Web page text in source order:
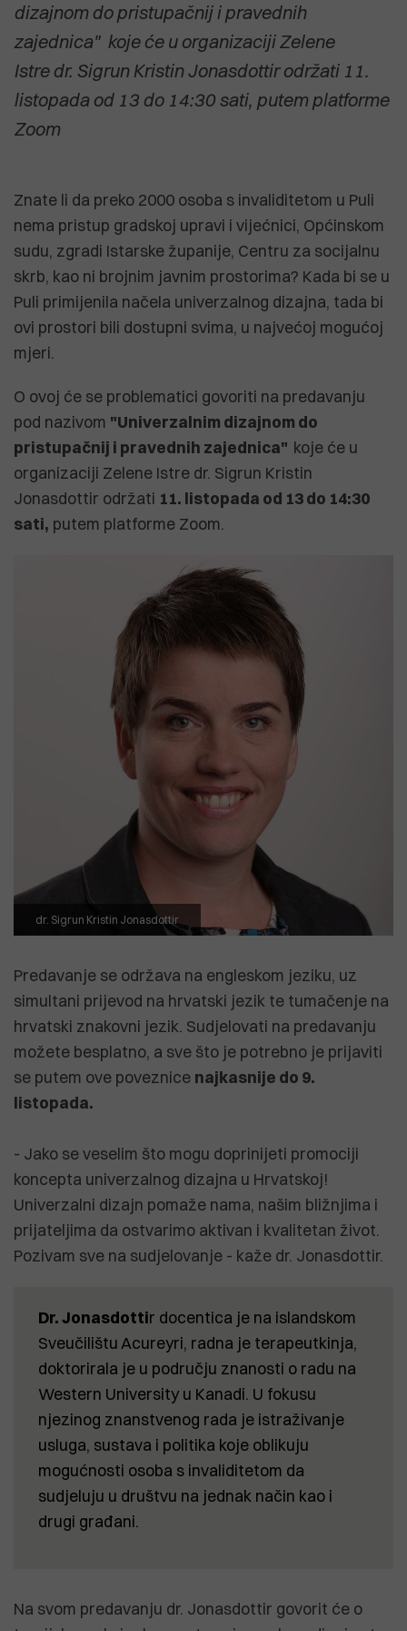
dizajnom do pristupačnij i pravednih
zajednica" koje će u organizaciji Zelene
Istre dr. Sigrun Kristin Jonasdottir održati 11.
listopada od 13 do 14:30 sati, putem platforme
Zoom
Znate li da preko 2000 osoba s invaliditetom u Puli
nema pristup gradskoj upravi i vijećnici, Općinskom
sudu, zgradi Istarske županije, Centru za socijalnu
skrb, kao ni brojnim javnim prostorima? Kada bi se u
Puli primijenila načela univerzalnog dizajna, tada bi
ovi prostori bili dostupni svima, u najvećoj mogućoj
mjeri.
O ovoj će se problematici govoriti na predavanju
pod nazivom "Univerzalnim dizajnom do
pristupačnij i pravednih zajednica" koje će u
organizaciji Zelene Istre dr. Sigrun Kristin
Jonasdottir održati 11. listopada od 13 do 14:30
sati, putem platforme Zoom.
dr. Sigrun Kristin Jonasdottir
Predavanje se održava na engleskom jeziku, uz
simultani prijevod na hrvatski jezik te tumačenje na
hrvatski znakovni jezik. Sudjelovati na predavanju
možete besplatno, a sve što je potrebno je prijaviti
se putem ove poveznice najkasnije do 9.
listopada.
- Jako se veselim što mogu doprinijeti promociji
koncepta univerzalnog dizajna u Hrvatskoj!
Univerzalni dizajn pomaže nama, našim bližnjima i
prijateljima da ostvarimo aktivan i kvalitetan život.
Pozivam sve na sudjelovanje - kaže dr. Jonasdottir.
Dr. Jonasdottir docentica je na islandskom
Sveučilištu Acureyri, radna je terapeutkinja,
doktorirala je u području znanosti o radu na
Western University u Kanadi. U fokusu
njezinog znanstvenog rada je istraživanje
usluga, sustava i politika koje oblikuju
mogućnosti osoba s invaliditetom da
sudjeluju u društvu na jednak način kao i
drugi građani.
Na svom predavanju dr. Jonasdottir govorit će o